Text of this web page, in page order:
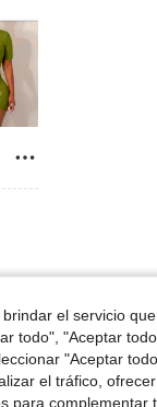
Triángulo, Color:
el servicio
todo", "Aceptar
"Aceptar
el tráfico, ofrecer
para complementar